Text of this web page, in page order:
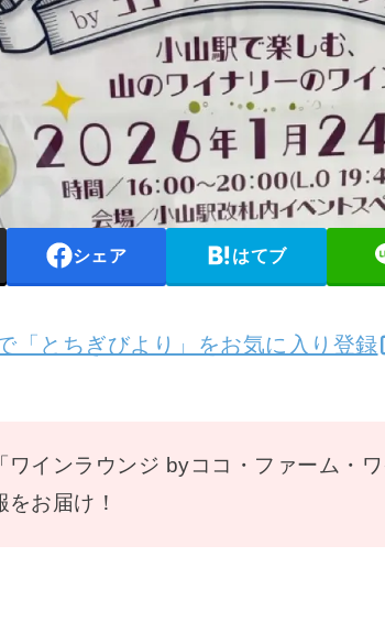
シェア はてブ
「とちぎびより」をお気に入り登録
ワインラウンジ byココ・ファーム・
をお届け！